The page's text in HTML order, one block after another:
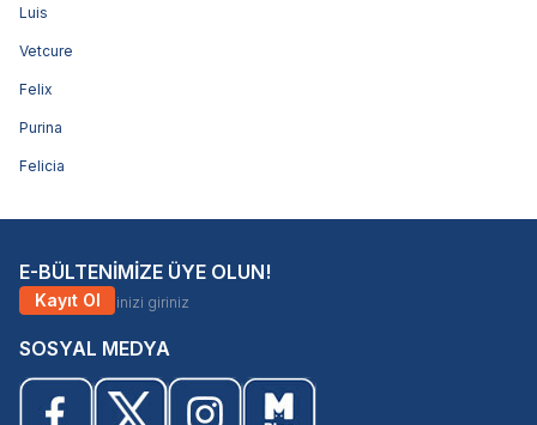
Luis
Vetcure
Felix
Purina
Felicia
E-BÜLTENİMİZE ÜYE OLUN!
Kayıt Ol
SOSYAL MEDYA